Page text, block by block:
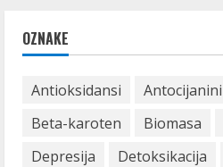
OZNAKE
Antioksidansi Antocijanini
Beta-karoten
Biomasa
Depresija
Detoksikacija